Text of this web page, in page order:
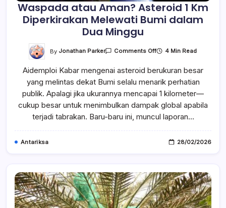
Waspada atau Aman? Asteroid 1 Km
Diperkirakan Melewati Bumi dalam
Dua Minggu
By Jonathan Parker Comments OffOn
Aman?
1
Km
Diperkirakan
Melewati
Bumi
Dalam
4 Min Read
Aidemploi Kabar mengenai asteroid berukuran besar
yang melintas dekat Bumi selalu menarik perhatian
publik. Apalagi jika ukurannya mencapai 1 kilometer—
cukup besar untuk menimbulkan dampak global apabila
terjadi tabrakan. Baru-baru ini, muncul laporan…
Antariksa 28/02/2026